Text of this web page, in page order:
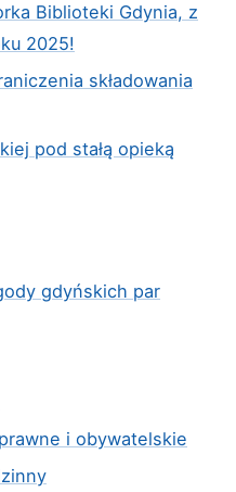
Biblioteki Gdynia, z
2025!
składowania
pod stałą opieką
gdyńskich par
i obywatelskie